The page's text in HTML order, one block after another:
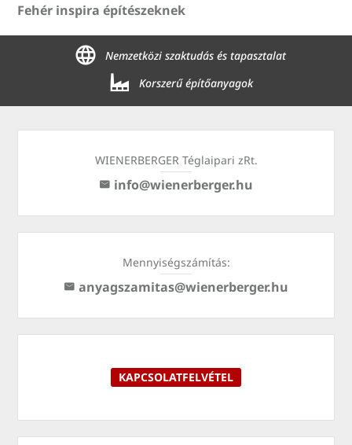
Fehér inspira építészeknek
Nemzetközi szaktudás és tapasztalat
Korszerű építőanyagok
WIENERBERGER Téglaipari zRt.
info@wienerberger.hu
Mennyiségszámítás:
anyagszamitas@wienerberger.hu
KAPCSOLATFELVÉTEL